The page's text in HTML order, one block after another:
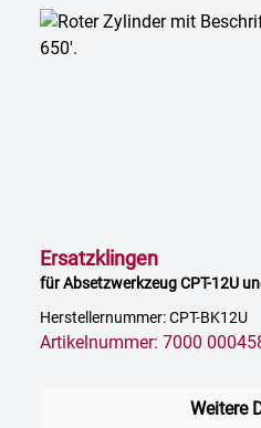
Ersatzklingen
für Absetzwerkzeug CPT-12U
Herstellernummer: CPT-BK12U
Artikelnummer: 7000
Weitere